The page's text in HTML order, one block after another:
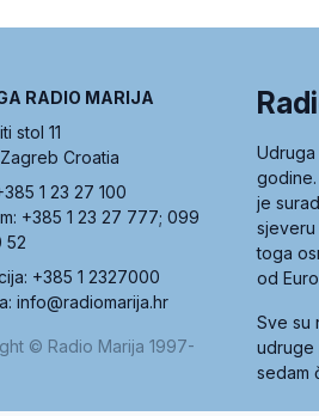
RADIO MARIJA
stol 11
Croatia
1 23 27 100
+385 1 23 27 777; 099
52
+385 1 2327000
info@radiomarija.hr
© Radio Marija 1997-
je
sjeveru
toga
od
Sve su
udruge
sedam